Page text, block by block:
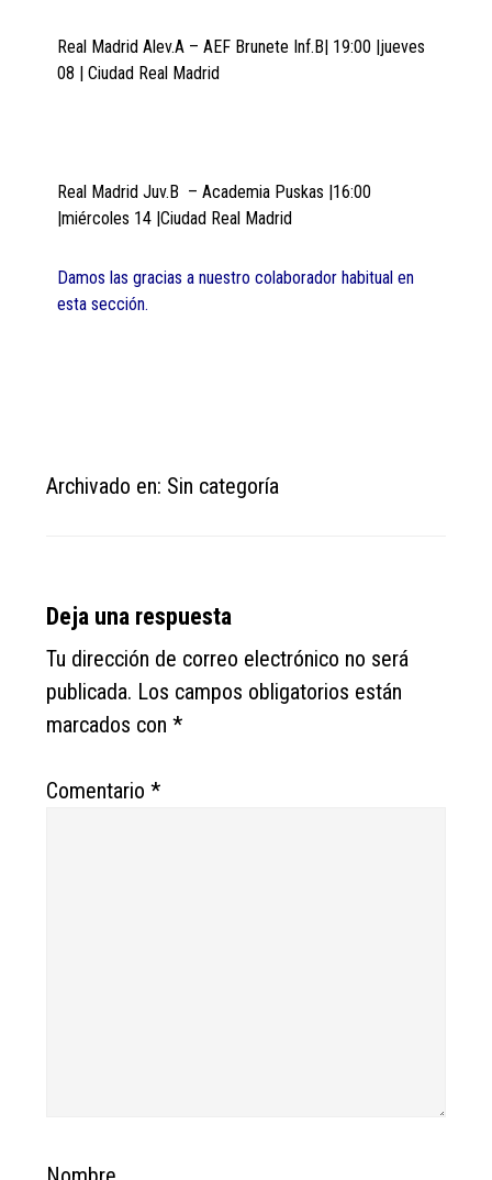
Real Madrid Alev.A – AEF Brunete Inf.B| 19:00 |jueves
08 | Ciudad Real Madrid
Real Madrid Juv.B – Academia Puskas |16:00
|miércoles 14 |Ciudad Real Madrid
Damos las gracias a nuestro colaborador habitual en
esta sección.
Archivado en: Sin categoría
Reader
Interactions
Deja una respuesta
Tu dirección de correo electrónico no será
publicada. Los campos obligatorios están
marcados con*
Comentario*